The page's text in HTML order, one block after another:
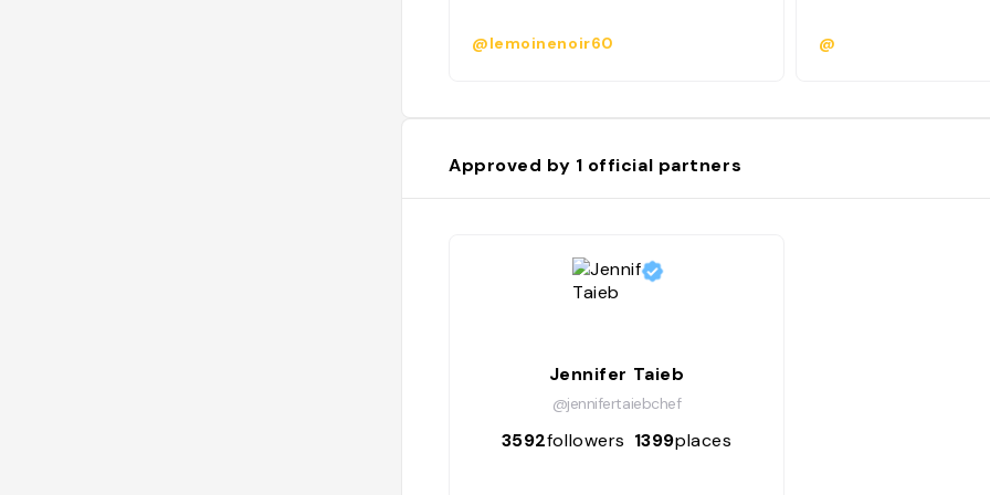
@lemoinenoir60 @
Approved by 1 official partners
Jennifer Taieb
@jennifertaiebchef
3592followers 1399places